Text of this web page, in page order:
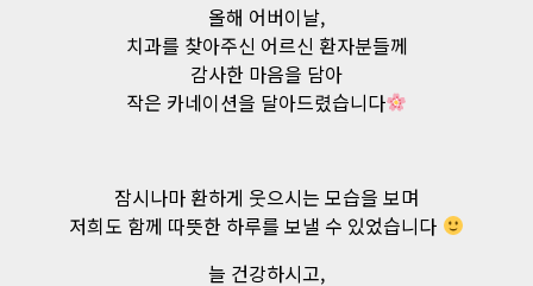
올해 어버이날,
치과를 찾아주신 어르신 환자분들께
감사한 마음을 담아
작은 카네이션을 달아드렸습니다
잠시나마 환하게 웃으시는 모습을 보며
저희도 함께 따뜻한 하루를 보낼 수 있었습니다
늘 건강하시고,